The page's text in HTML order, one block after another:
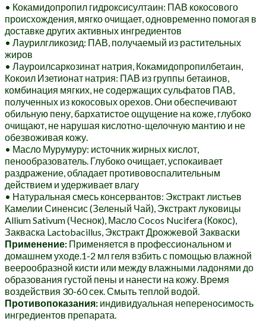
• Кокамидопропил гидроксисултаин: ПАВ кокосового
происхождения, мягко очищает, одновременно помогая в
доставке других активных ингредиентов
• Лаурилгликозид: ПАВ, получаемый из растительных
жиров
• Лауроилсаркозинат натрия, Кокамидопропилбетаин,
Кокоил Изетионат натрия: ПАВ из группы бетаинов,
комбинация мягких, не содержащих сульфатов ПАВ,
полученных из кокосовых орехов. Они обеспечивают
обильную пену, бархатистое ощущение на коже, глубоко
очищают, не нарушая кислотно-щелочную мантию и не
обезвоживая кожу.
• Масло Мурумуру: источник жирных кислот,
пенообразователь. Глубоко очищает, успокаивает
раздражение, обладает противовоспалительным
действием и удерживает влагу
• Натуральная смесь консервантов: Экстракт листьев
Камелии Синенсис (Зеленый Чай), Экстракт луковицы
Allium Sativum (Чеснок), Масло Cocos Nucifera (Кокос),
Закваска Lactobacillus, Экстракт Дрожжевой Закваски
Применение: Применяется в профессиональном и
домашнем уходе.1-2 мл геля взбить с помощью влажной
веерообразной кисти или между влажными ладонями до
образования густой пены и нанести на кожу. Время
воздействия 30-60 сек. Смыть теплой водой.
Противопоказания: индивидуальная непереносимость
ингредиентов препарата.